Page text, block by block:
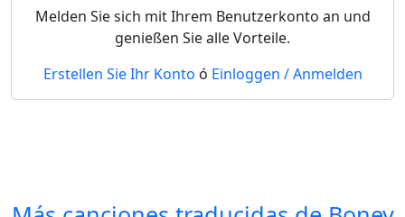
Melden Sie sich mit Ihrem Benutzerkonto an und
genießen Sie alle Vorteile.
Erstellen Sie Ihr Konto ó Einloggen / Anmelden